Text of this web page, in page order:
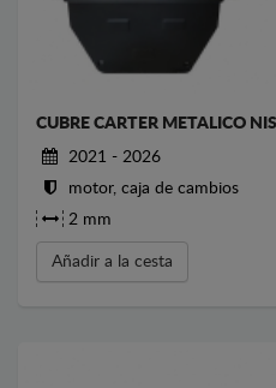
CUBRE CARTER METALICO
2021 - 2026
motor, caja de cambios
2 mm
Añadir a la cesta